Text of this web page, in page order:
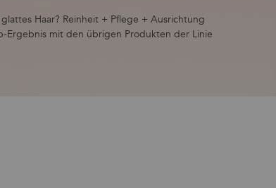
Haar? Reinheit + Pflege + Ausrichtung
Ergebnis mit den übrigen Produkten der Linie